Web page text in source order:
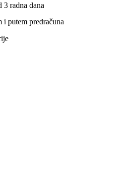
3 radna dana
i putem predračuna